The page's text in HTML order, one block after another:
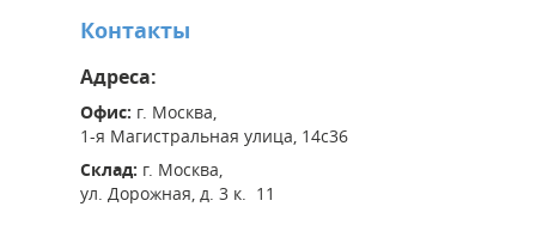
Контакты
Адреса:
Офис: г. Москва,
1-я Магистральная улица, 14с36
Склад: г. Москва,
ул. Дорожная, д. 3 к. 11